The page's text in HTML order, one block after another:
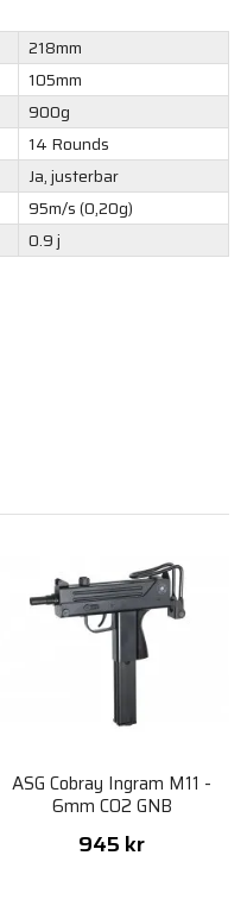
218mm
105mm
900g
14 Rounds
Ja, justerbar
95m/s (0,20g)
0.9 j
ASG Cobray Ingram M11 -
6mm CO2 GNB
945 kr